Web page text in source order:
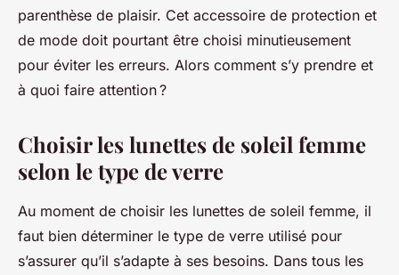
parenthèse de plaisir. Cet accessoire de protection et
de mode doit pourtant être choisi minutieusement
pour éviter les erreurs. Alors comment s’y prendre et
à quoi faire attention ?
Choisir les lunettes de soleil femme
selon le type de verre
Au moment de choisir les lunettes de soleil femme, il
faut bien déterminer le type de verre utilisé pour
s’assurer qu’il s’adapte à ses besoins. Dans tous les